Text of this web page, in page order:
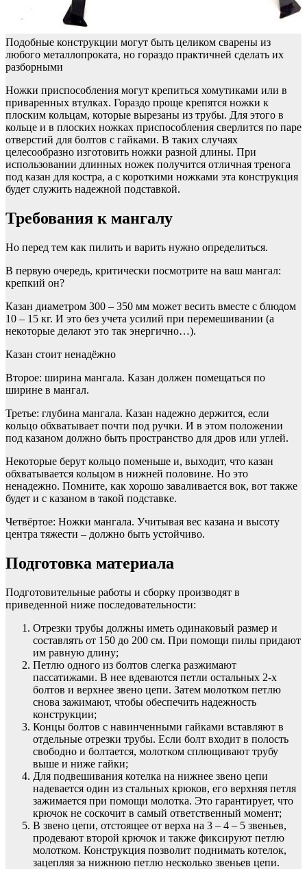
Подобные конструкции могут быть целиком сварены из
любого металлопроката, но гораздо практичней сделать их
разборными
Ножки приспособления могут крепиться хомутиками или в
приваренных втулках. Гораздо проще крепятся ножки к
плоским кольцам, которые вырезаны из трубы. Для этого в
кольце и в плоских ножках приспособления сверлится по паре
отверстий для болтов с гайками. В таких случаях
целесообразно изготовить ножки разной длины. При
использовании длинных ножек получится отличная тренога
под казан для костра, а с короткими ножками эта конструкция
будет служить надежной подставкой.
Требования к мангалу
Но перед тем как пилить и варить нужно определиться.
В первую очередь, критически посмотрите на ваш мангал:
крепкий он?
Казан диаметром 300 – 350 мм может весить вместе с блюдом
10 – 15 кг. И это без учета усилий при перемешивании (а
некоторые делают это так энергично…).
Казан стоит ненадёжно
Второе: ширина мангала. Казан должен помещаться по
ширине в мангал.
Третье: глубина мангала. Казан надежно держится, если
кольцо обхватывает почти под ручки. И в этом положении
под казаном должно быть пространство для дров или углей.
Некоторые берут кольцо поменьше и, выходит, что казан
обхватывается кольцом в нижней половине. Но это
ненадежно. Помните, как хорошо заваливается вок, вот также
будет и с казаном в такой подставке.
Четвёртое: Ножки мангала. Учитывая вес казана и высоту
центра тяжести – должно быть устойчиво.
Подготовка материала
Подготовительные работы и сборку производят в
приведенной ниже последовательности:
Отрезки трубы должны иметь одинаковый размер и
составлять от 150 до 200 см. При помощи пилы придают
им равную длину;
Петлю одного из болтов слегка разжимают
пассатижами. В нее вдеваются петли остальных 2-х
болтов и верхнее звено цепи. Затем молотком петлю
снова зажимают, чтобы обеспечить надежность
конструкции;
Концы болтов с навинченными гайками вставляют в
отдельные отрезки трубы. Если болт входит в полость
свободно и болтается, молотком сплющивают трубу
выше и ниже гайки;
Для подвешивания котелка на нижнее звено цепи
надевается один из стальных крюков, его верхняя петля
зажимается при помощи молотка. Это гарантирует, что
крючок не соскочит в самый ответственный момент;
В звено цепи, отстоящее от верха на 3 – 4 – 5 звеньев,
продевают второй крючок и также фиксируют петлю
молотком. Конструкция позволит поднимать котелок,
зацепляя за нижнюю петлю несколько звеньев цепи.